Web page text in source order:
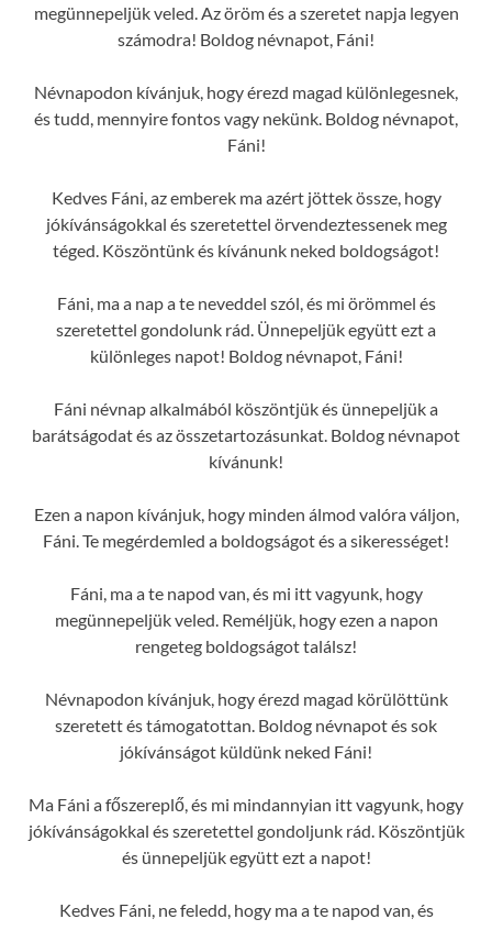
megünnepeljük veled. Az öröm és a szeretet napja legyen
számodra! Boldog névnapot, Fáni!
Névnapodon kívánjuk, hogy érezd magad különlegesnek,
és tudd, mennyire fontos vagy nekünk. Boldog névnapot,
Fáni!
Kedves Fáni, az emberek ma azért jöttek össze, hogy
jókívánságokkal és szeretettel örvendeztessenek meg
téged. Köszöntünk és kívánunk neked boldogságot!
Fáni, ma a nap a te neveddel szól, és mi örömmel és
szeretettel gondolunk rád. Ünnepeljük együtt ezt a
különleges napot! Boldog névnapot, Fáni!
Fáni névnap alkalmából köszöntjük és ünnepeljük a
barátságodat és az összetartozásunkat. Boldog névnapot
kívánunk!
Ezen a napon kívánjuk, hogy minden álmod valóra váljon,
Fáni. Te megérdemled a boldogságot és a sikerességet!
Fáni, ma a te napod van, és mi itt vagyunk, hogy
megünnepeljük veled. Reméljük, hogy ezen a napon
rengeteg boldogságot találsz!
Névnapodon kívánjuk, hogy érezd magad körülöttünk
szeretett és támogatottan. Boldog névnapot és sok
jókívánságot küldünk neked Fáni!
Ma Fáni a főszereplő, és mi mindannyian itt vagyunk, hogy
jókívánságokkal és szeretettel gondoljunk rád. Köszöntjük
és ünnepeljük együtt ezt a napot!
Kedves Fáni, ne feledd, hogy ma a te napod van, és